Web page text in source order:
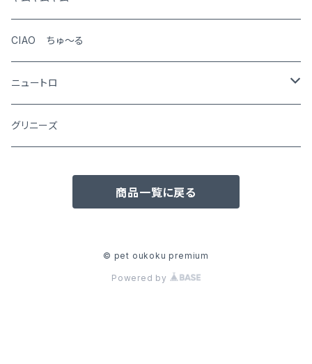
CIAO ちゅ～る
ニュートロ
シュプレモ
ワイルドレシピ
グリニーズ
商品一覧に戻る
© pet oukoku premium
Powered by